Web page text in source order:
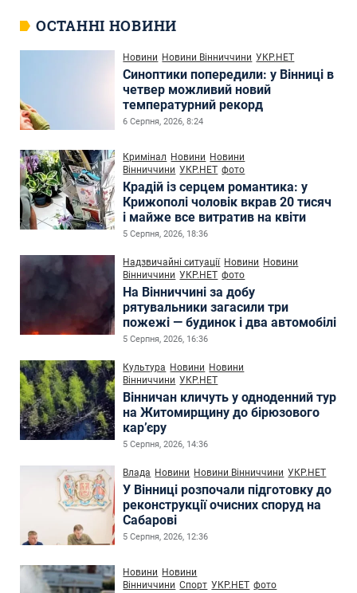
ОСТАННІ НОВИНИ
Новини Новини Вінниччини УКР.НЕТ
Синоптики попередили: у Вінниці в
четвер можливий новий
температурний рекорд
6 Серпня, 2026, 8:24
Кримінал Новини Новини
Вінниччини УКР.НЕТ фото
Крадій із серцем романтика: у
Крижополі чоловік вкрав 20 тисяч
і майже все витратив на квіти
5 Серпня, 2026, 18:36
Надзвичайні ситуації Новини Новини
Вінниччини УКР.НЕТ фото
На Вінниччині за добу
рятувальники загасили три
пожежі — будинок і два автомобілі
5 Серпня, 2026, 16:36
Культура Новини Новини
Вінниччини УКР.НЕТ
Вінничан кличуть у одноденний тур
на Житомирщину до бірюзового
кар’єру
5 Серпня, 2026, 14:36
Влада Новини Новини Вінниччини УКР.НЕТ
У Вінниці розпочали підготовку до
реконструкції очисних споруд на
Сабарові
5 Серпня, 2026, 12:36
Новини Новини
Вінниччини Спорт УКР.НЕТ фото